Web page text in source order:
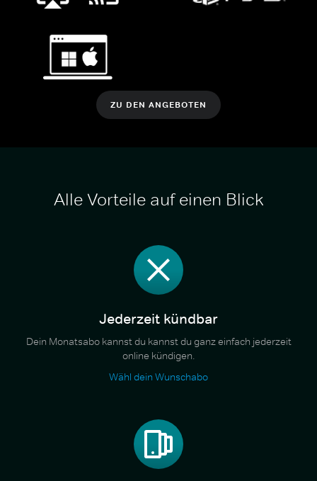
ZU DEN ANGEBOTEN
Alle Vorteile auf einen Blick
Jederzeit kündbar
Dein Monatsabo kannst du kannst du ganz einfach jederzeit
online kündigen.
Wähl dein Wunschabo